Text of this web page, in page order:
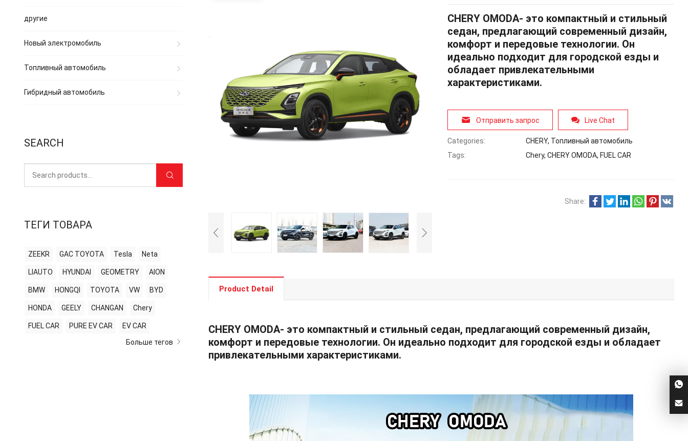
CHERY OMODA- это компактный и стильный
седан, предлагающий современный дизайн,
комфорт и передовые технологии. Он
идеально подходит для городской езды и
обладает привлекательными
характеристиками.
Отправить запрос Live Chat
Categories: CHERY, Топливный автомобиль
Tags:
Chery, CHERY OMODA, FUEL CAR
Share:
Product Detail
CHERY OMODA- это компактный и стильный седан, предлагающий современный дизайн,
комфорт и передовые технологии. Он идеально подходит для городской езды и обладает
привлекательными характеристиками.
другие
Новый электромобиль
Топливный автомобиль
Гибридный автомобиль
SEARCH
ТЕГИ ТОВАРА
ZEEKR GAC TOYOTA Tesla Neta
LIAUTO HYUNDAI GEOMETRY AION
BMW HONGQI TOYOTA VW BYD
HONDA GEELY CHANGAN Chery
FUEL CAR PURE EV CAR
EV CAR
Больше тегов